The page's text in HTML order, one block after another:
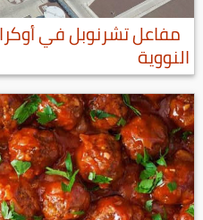
مفاعل تشرنوبل في
النووية